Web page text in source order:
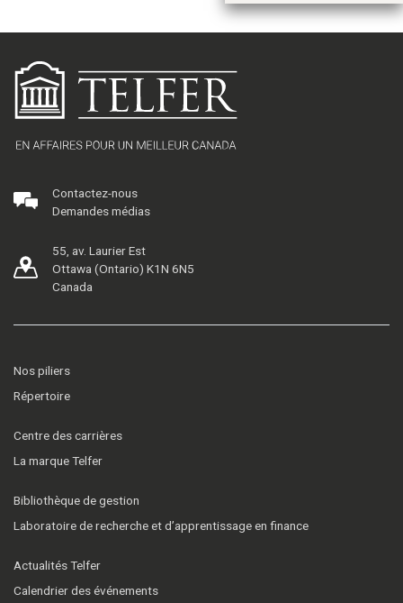
Contactez-nous
Demandes médias
55, av. Laurier Est
Ottawa (Ontario) K1N 6N5
Canada
Nos piliers
Répertoire
Centre des carrières
La marque Telfer
Bibliothèque de gestion
Laboratoire de recherche et d’apprentissage en finance
Actualités Telfer
Calendrier des événements